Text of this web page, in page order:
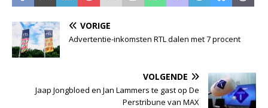
VORIGE
Advertentie-inkomsten RTL dalen met 7 procent
VOLGENDE
Jaap Jongbloed en Jan Lammers te gast op De
Perstribune van MAX